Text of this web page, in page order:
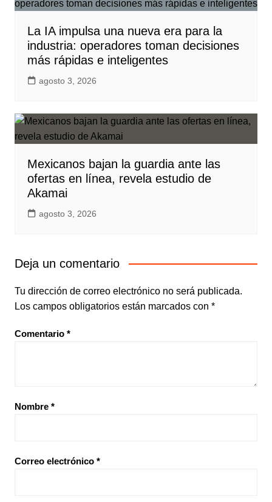
La IA impulsa una nueva era para la
industria: operadores toman decisiones
más rápidas e inteligentes
agosto 3, 2026
Mexicanos bajan la guardia ante las
ofertas en línea, revela estudio de
Akamai
agosto 3, 2026
Deja un comentario
Tu dirección de correo electrónico no será publicada.
Los campos obligatorios están marcados con *
Comentario *
Nombre *
Correo electrónico *